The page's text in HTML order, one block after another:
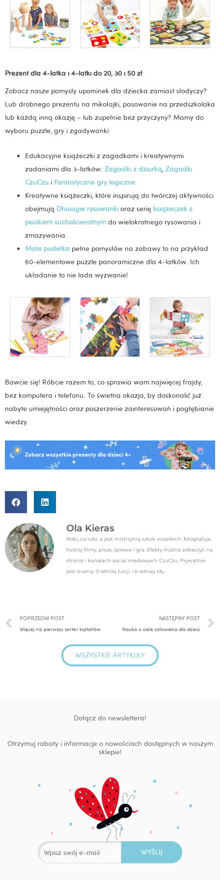
Prezent dla 4-latka i 4-latki do 20, 30 i 50 zł
Zobacz nasze pomysły upominek dla dziecka zamiast słodyczy?
Lub drobnego prezentu na mikołajki, pasowanie na przedszkolaka
lub każdą inną okazję – lub zupełnie bez przyczyny? Mamy do
wyboru puzzle, gry i zgadywanki:
Edukacyjne książeczki z zagadkami i kreatywnymi
zadaniami dla 3-latków:Zagadki z dziurką,Zagadki
CzuCzu i Fantastyczne gry logiczne.
Kreatywne książeczki, które inspirują do twórczej aktywności
obejmują Dłuuugie rysowanki oraz serię książeczek z
pisakiem suchościeralnym do wielokrotnego rysowania i
zmazywania.
Małe pudełka pełne pomysłów na zabawy to na przykład
60-elementowe puzzle panoramiczne dla 4-latków. Ich
układanie to nie lada wyzwanie!
Bawcie się! Róbcie razem to, co sprawia wam najwięcej frajdy,
bez komputera i telefonu. To świetna okazja, by doskonalić już
nabyte umiejętności oraz poszerzenie zainteresowań i pogłębianie
wiedzy.
Ola Kieras
Robi, co lubi, a jest mistrzynią sztuk wszelkich: fotografuje,
tworzy filmy, pisze, śpiewa i gra. Efekty można zobaczyć na
stronie i kanałach social mediowych CzuCzu. Prywatnie
jest mamą: 9-letniej Łucji i 6-letniej Idy.
Prev
POPRZEDNI POST
Więcej niż pierwszy sorter kształtów
NASTĘPNY POST
Nauka o ciele człowieka dla dzieci
WSZYSTKIE ARTYKUŁY
Dołącz do newslettera!
Otrzymuj rabaty i informacje o nowościach dostępnych w naszym
sklepie!